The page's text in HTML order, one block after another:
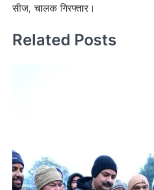
सीज, चालक गिरफ्तार।
Related Posts